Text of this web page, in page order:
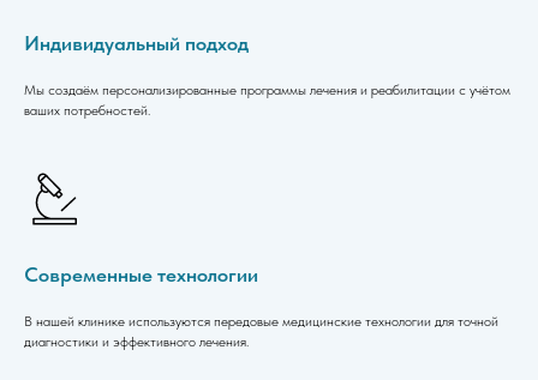
Индивидуальный подход
Мы создаём персонализированные программы лечения и реабилитации с учётом
ваших потребностей.
Современные технологии
В нашей клинике используются передовые медицинские технологии для точной
диагностики и эффективного лечения.